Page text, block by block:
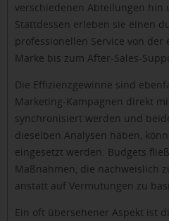
verschiedenen Abteilungen hin
Stattdessen erleben sie einen
professionellen Service von
Marke bis zum After-Sales-
Die Effizienzgewinne sind
Marketing-Kampagnen direkt
synchronisiert werden und
dieselben Analysen haben,
eingesetzt werden. Budgets
Maßnahmen, die nachweislich
anstatt auf Vermutungen zu
Ein oft übersehener Aspekt ist